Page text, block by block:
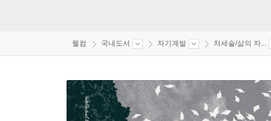
웰컴 국내도서 자기계발 처세술/삶의 자...